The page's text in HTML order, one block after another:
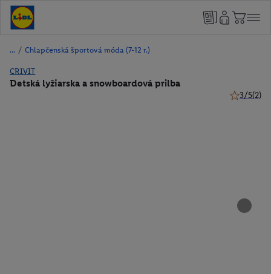
/ Chlapčenská športová móda (7-12 r.)
CRIVIT
Detská lyžiarska a snowboardová prilba
3/5(2)